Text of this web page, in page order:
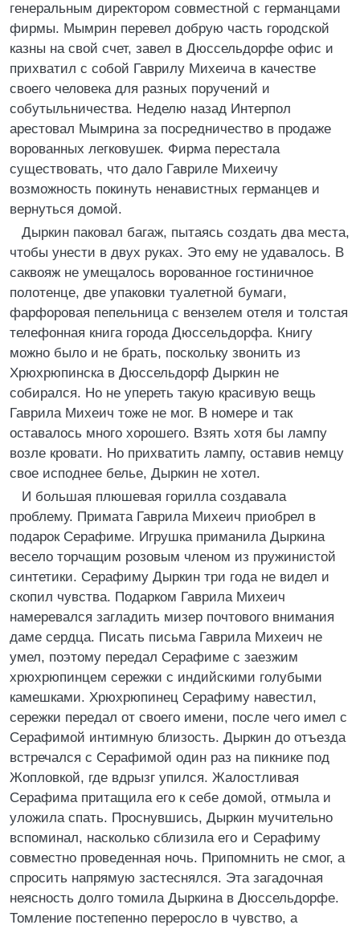
генеральным директором совместной с германцами
фирмы. Мымрин перевел добрую часть городской
казны на свой счет, завел в Дюссельдорфе офис и
прихватил с собой Гаврилу Михеича в качестве
своего человека для разных поручений и
собутыльничества. Неделю назад Интерпол
арестовал Мымрина за посредничество в продаже
ворованных легковушек. Фирма перестала
существовать, что дало Гавриле Михеичу
возможность покинуть ненавистных германцев и
вернуться домой.
Дыркин паковал багаж, пытаясь создать два места,
чтобы унести в двух руках. Это ему не удавалось. В
саквояж не умещалось ворованное гостиничное
полотенце, две упаковки туалетной бумаги,
фарфоровая пепельница с вензелем отеля и толстая
телефонная книга города Дюссельдорфа. Книгу
можно было и не брать, поскольку звонить из
Хрюхрюпинска в Дюссельдорф Дыркин не
собирался. Но не упереть такую красивую вещь
Гаврила Михеич тоже не мог. В номере и так
оставалось много хорошего. Взять хотя бы лампу
возле кровати. Но прихватить лампу, оставив немцу
свое исподнее белье, Дыркин не хотел.
И большая плюшевая горилла создавала
проблему. Примата Гаврила Михеич приобрел в
подарок Серафиме. Игрушка приманила Дыркина
весело торчащим розовым членом из пружинистой
синтетики. Серафиму Дыркин три года не видел и
скопил чувства. Подарком Гаврила Михеич
намеревался загладить мизер почтового внимания
даме сердца. Писать письма Гаврила Михеич не
умел, поэтому передал Серафиме с заезжим
хрюхрюпинцем сережки с индийскими голубыми
камешками. Хрюхрюпинец Серафиму навестил,
сережки передал от своего имени, после чего имел с
Серафимой интимную близость. Дыркин до отъезда
встречался с Серафимой один раз на пикнике под
Жопловкой, где вдрызг упился. Жалостливая
Серафима притащила его к себе домой, отмыла и
уложила спать. Проснувшись, Дыркин мучительно
вспоминал, насколько сблизила его и Серафиму
совместно проведенная ночь. Припомнить не смог, а
спросить напрямую застеснялся. Эта загадочная
неясность долго томила Дыркина в Дюссельдорфе.
Томление постепенно переросло в чувство, а